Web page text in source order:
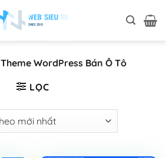
Theme WordPress Bán Ô Tô
LỌC